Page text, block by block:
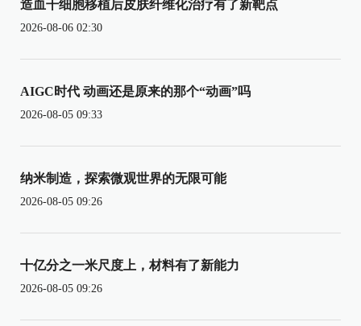
造血干细胞移植后皮肤纤维化治疗有了新靶点
2026-08-06 02:30
AIGC时代 动画还是原来的那个“动画”吗
2026-08-05 09:33
纳米制造，探索微观世界的无限可能
2026-08-05 09:26
十亿分之一米尺度上，材料有了新能力
2026-08-05 09:26